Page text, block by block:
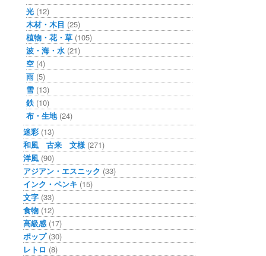
光 (12)
木材・木目 (25)
植物・花・草 (105)
波・海・水 (21)
空 (4)
雨 (5)
雪 (13)
鉄 (10)
布・生地(24)
迷彩 (13)
和風 古来 文様 (271)
洋風 (90)
アジアン・エスニック (33)
インク・ペンキ (15)
文字 (33)
食物 (12)
高級感 (17)
ポップ(30)
レトロ (8)